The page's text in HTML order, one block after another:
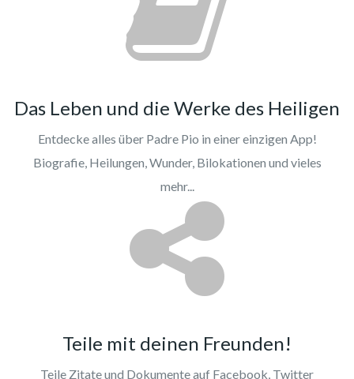
Das Leben und die Werke des Heiligen
Entdecke alles über Padre Pio in einer einzigen App!
Biografie, Heilungen, Wunder, Bilokationen und vieles
mehr...
Teile mit deinen Freunden!
Teile Zitate und Dokumente auf Facebook, Twitter